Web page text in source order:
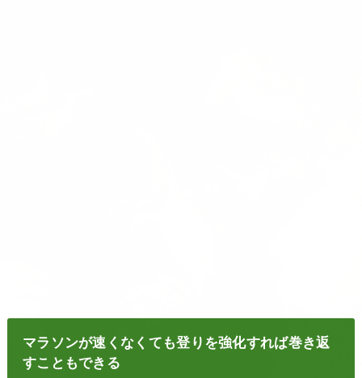
マラソンが速くなくても登りを強化すれば巻き返
すこともできる